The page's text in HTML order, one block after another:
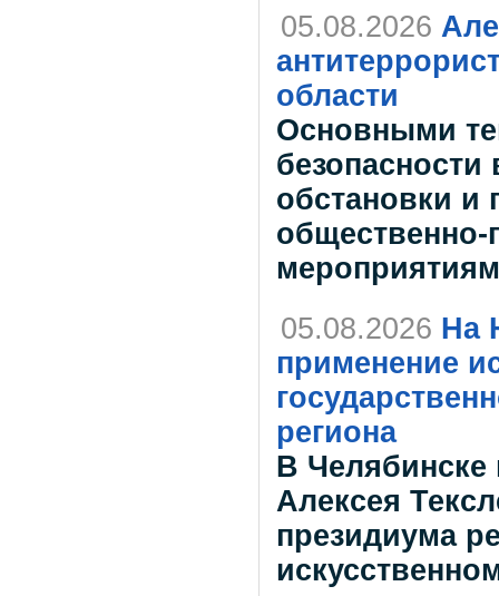
05.08.2026
области
Основными
обстановки и
05.08.2026 На
применение
региона
В Челябинске
Алексея
президиума